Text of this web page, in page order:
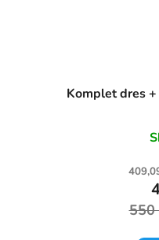
Komplet dres +
550